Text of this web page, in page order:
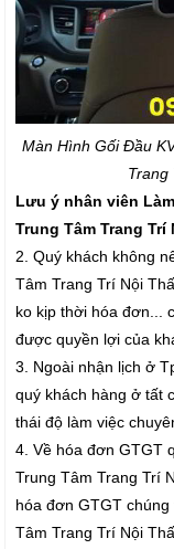
Màn Hình Gối Đầu K
Trang
Lưu ý nhân viên
Trung Tâm Trang Trí
2. Quý khách không
Tâm Trang Trí Nội
ko kịp thời hóa đơn...
được quyền lợi của
3. Ngoài nhận lịch ở
quý khách hàng ở tất
thái độ làm việc
4. Về hóa đơn GTGT
Trung Tâm Trang Trí
hóa đơn GTGT
Tâm Trang Trí Nội